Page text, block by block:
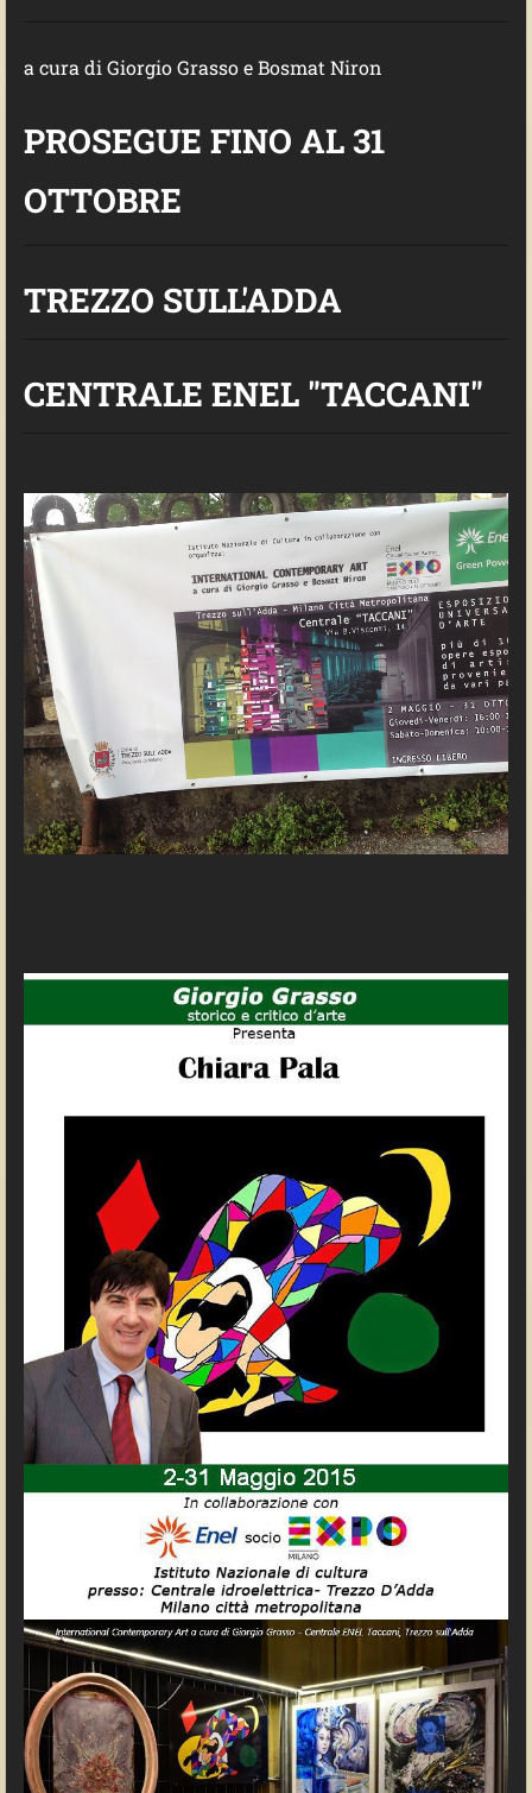
a cura di Giorgio Grasso e Bosmat Niron
PROSEGUE FINO AL 31
OTTOBRE
TREZZO SULL'ADDA
CENTRALE ENEL "TACCANI"